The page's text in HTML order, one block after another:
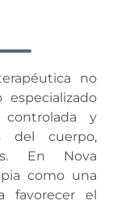
no
y
del cuerpo,
En Nova
como una
favorecer el